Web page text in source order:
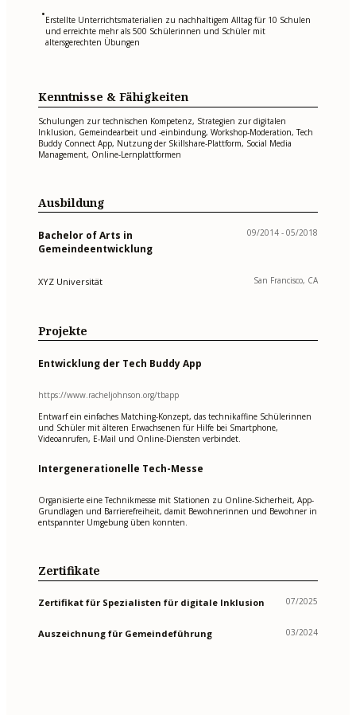
•Erstellte Unterrichtsmaterialien zu nachhaltigem Alltag für 10 Schulen
und erreichte mehr als 500 Schülerinnen und Schüler mit
altersgerechten Übungen
Kenntnisse & Fähigkeiten
Schulungen zur technischen Kompetenz, Strategien zur digitalen
Inklusion, Gemeindearbeit und -einbindung, Workshop-Moderation, Tech
Buddy Connect App, Nutzung der Skillshare-Plattform, Social Media
Management, Online-Lernplattformen
Ausbildung
Bachelor of Arts in
Gemeindeentwicklung
09/2014 - 05/2018
XYZ Universität San Francisco, CA
Projekte
Entwicklung der Tech Buddy App
https://www.racheljohnson.org/tbapp
Entwarf ein einfaches Matching-Konzept, das technikaffine Schülerinnen
und Schüler mit älteren Erwachsenen für Hilfe bei Smartphone,
Videoanrufen, E-Mail und Online-Diensten verbindet.
Intergenerationelle Tech-Messe
Organisierte eine Technikmesse mit Stationen zu Online-Sicherheit, App-
Grundlagen und Barrierefreiheit, damit Bewohnerinnen und Bewohner in
entspannter Umgebung üben konnten.
Zertifikate
Zertifikat für Spezialisten für digitale Inklusion 07/2025
Auszeichnung für Gemeindeführung 03/2024